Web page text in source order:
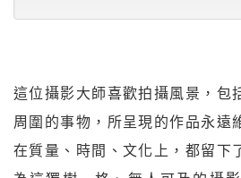
這位攝影大師喜歡拍攝風景，包
周圍的事物，所呈現的作品永遠
在質量、時間、文化上，都留下